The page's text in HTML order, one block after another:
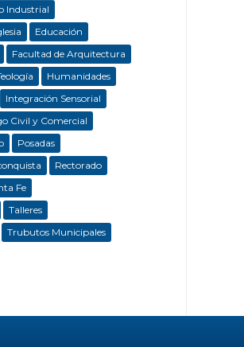
Industrial
Educación
Facultad de Arquitectura
Humanidades
Integración Sensorial
Civil y Comercial
Posadas
Rectorado
Fe
Talleres
Trubutos Municipales